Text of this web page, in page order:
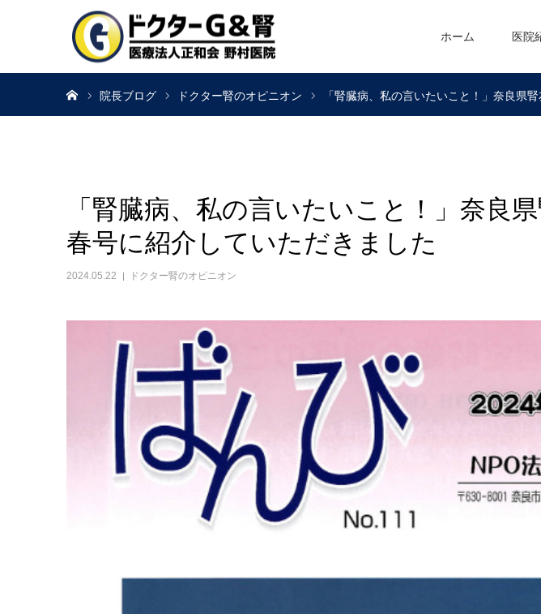
ホーム 医院
院長ブログ ドクター腎のオピニオン 「腎臓病、私の言いたいこと！」奈良県
「腎臓病、私の言いたいこと！」奈良
春号に紹介していただきました
2024.05.22 ドクター腎のオピニオン